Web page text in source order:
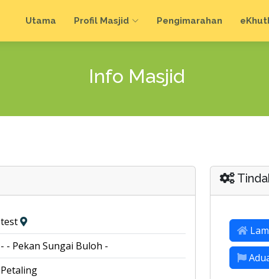
Utama Profil Masjid Pengimarahan e
Info Masjid
test
- - Pekan Sungai Buloh -
Petaling